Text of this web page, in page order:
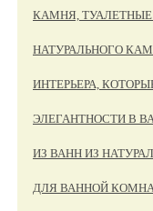
КАМНЯ, ТУАЛЕТНЫЕ
НАТУРАЛЬНОГО
ИНТЕРЬЕРА,
ЭЛЕГАНТНОСТИ В
ИЗ ВАНН ИЗ
ДЛЯ ВАННОЙ